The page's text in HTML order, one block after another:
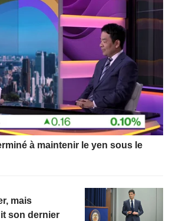
à maintenir le yen sous le
mais
son dernier